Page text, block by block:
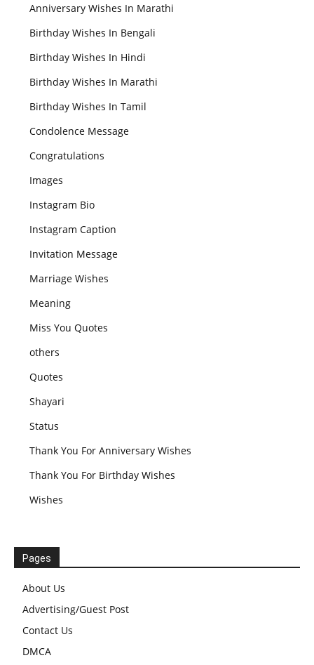
Anniversary Wishes In Marathi
Birthday Wishes In Bengali
Birthday Wishes In Hindi
Birthday Wishes In Marathi
Birthday Wishes In Tamil
Condolence Message
Congratulations
Images
Instagram Bio
Instagram Caption
Invitation Message
Marriage Wishes
Meaning
Miss You Quotes
others
Quotes
Shayari
Status
Thank You For Anniversary Wishes
Thank You For Birthday Wishes
Wishes
Pages
About Us
Advertising/Guest Post
Contact Us
DMCA